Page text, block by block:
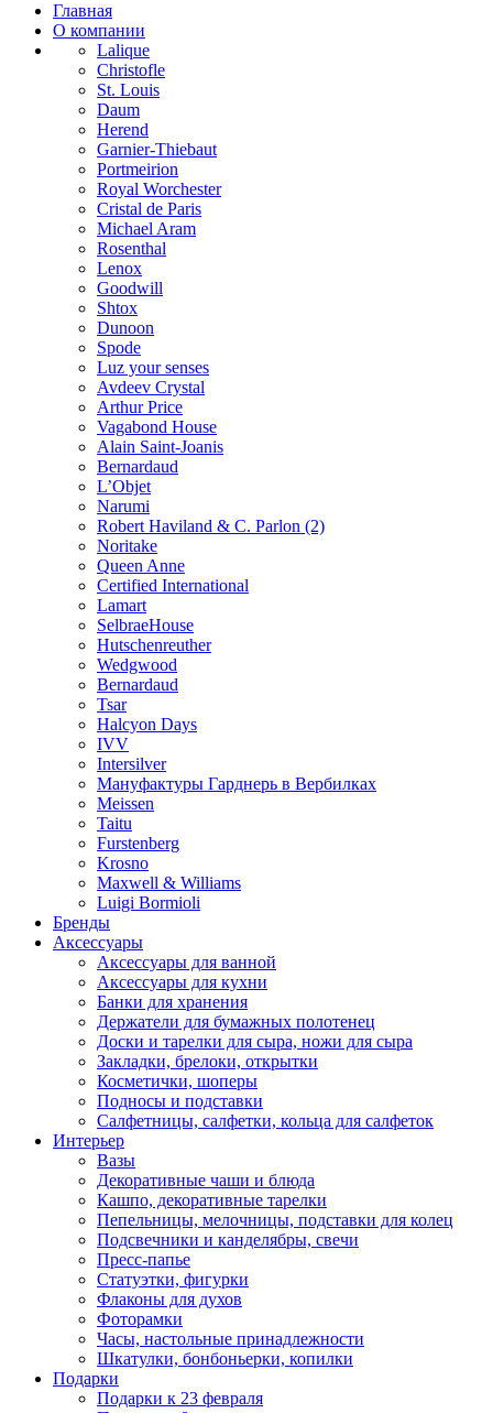
Главная
О компании
Lalique
Christofle
St. Louis
Daum
Herend
Garnier-Thiebaut
Portmeirion
Royal Worchester
Cristal de Paris
Michael Aram
Rosenthal
Lenox
Goodwill
Shtox
Dunoon
Spode
Luz your senses
Avdeev Crystal
Arthur Price
Vagabond House
Alain Saint-Joanis
Bernardaud
L’Objet
Narumi
Robert Haviland & C. Parlon (2)
Noritakе
Queen Anne
Certified International
Lamart
SelbraeHouse
Hutschenreuther
Wedgwood
Bernardaud
Tsar
Halcyon Days
IVV
Intersilver
Мануфактуры Гарднерь в Вербилках
Meissen
Taitu
Furstenberg
Krosno
Maxwell & Williams
Luigi Bormioli
Бренды
Аксессуары
Аксессуары для ванной
Аксессуары для кухни
Банки для хранения
Держатели для бумажных полотенец
Доски и тарелки для сыра, ножи для сыра
Закладки, брелоки, открытки
Косметички, шоперы
Подносы и подставки
Салфетницы, салфетки, кольца для салфеток
Интерьер
Вазы
Декоративные чаши и блюда
Кашпо, декоративные тарелки
Пепельницы, мелочницы, подставки для колец
Подсвечники и канделябры, свечи
Пресс-папье
Статуэтки, фигурки
Флаконы для духов
Фоторамки
Часы, настольные принадлежности
Шкатулки, бонбоньерки, копилки
Подарки
Подарки к 23 февраля